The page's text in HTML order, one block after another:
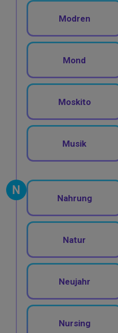
Modren
Mond
Moskito
Musik
N
Nahrung
Natur
Neujahr
Nursing